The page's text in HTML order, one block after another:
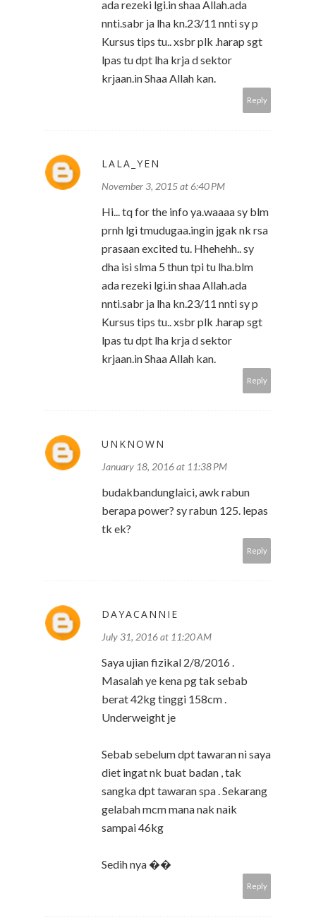
ada rezeki lgi.in shaa Allah.ada
nnti.sabr ja lha kn.23/11 nnti sy p
Kursus tips tu.. xsbr plk .harap sgt
lpas tu dpt lha krja d sektor
krjaan.in Shaa Allah kan.
Reply
LALA_YEN
November 3, 2015 at 6:40 PM
Hi... tq for the info ya.waaaa sy blm
prnh lgi tmudugaa.ingin jgak nk rsa
prasaan excited tu. Hhehehh.. sy
dha isi slma 5 thun tpi tu lha.blm
ada rezeki lgi.in shaa Allah.ada
nnti.sabr ja lha kn.23/11 nnti sy p
Kursus tips tu.. xsbr plk .harap sgt
lpas tu dpt lha krja d sektor
krjaan.in Shaa Allah kan.
Reply
UNKNOWN
January 18, 2016 at 11:38 PM
budakbandunglaici, awk rabun
berapa power? sy rabun 125. lepas
tk ek?
Reply
DAYACANNIE
July 31, 2016 at 11:20 AM
Saya ujian fizikal 2/8/2016 .
Masalah ye kena pg tak sebab
berat 42kg tinggi 158cm .
Underweight je
Sebab sebelum dpt tawaran ni saya
diet ingat nk buat badan , tak
sangka dpt tawaran spa . Sekarang
gelabah mcm mana nak naik
sampai 46kg
Sedih nya ��
Reply